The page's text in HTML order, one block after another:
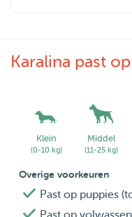
Karalina past op
Klein
(0-10 kg)
Middel
(11-25 kg)
Overige voorkeuren
Past op puppies